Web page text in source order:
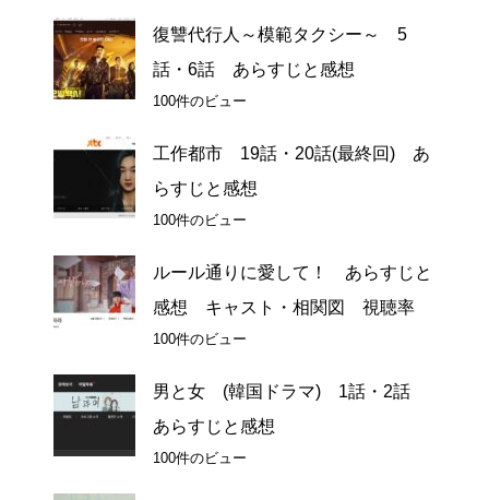
復讐代行人～模範タクシー～ 5
話・6話 あらすじと感想
100件のビュー
工作都市 19話・20話(最終回) あ
らすじと感想
100件のビュー
ルール通りに愛して！ あらすじと
感想 キャスト・相関図 視聴率
100件のビュー
男と女 (韓国ドラマ) 1話・2話
あらすじと感想
100件のビュー